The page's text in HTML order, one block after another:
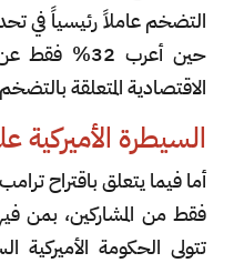
التضخم عاملاً رئيسياً في
حين أعرب
الاقتصادية المتعلقة
السيطرة
فقط من المشاركين، بمن
تتولى الحكومة